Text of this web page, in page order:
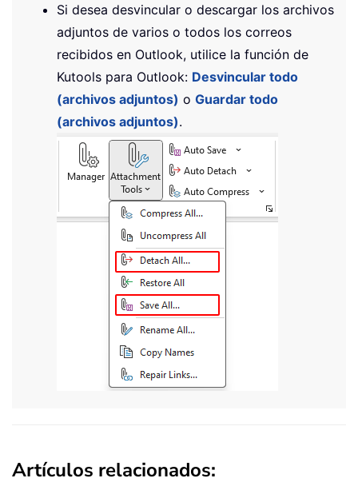
Si desea desvincular o descargar los archivos
adjuntos de varios o todos los correos
recibidos en Outlook, utilice la función de
Kutools para Outlook: Desvincular todo
(archivos adjuntos) o Guardar todo
(archivos adjuntos).
Artículos relacionados: